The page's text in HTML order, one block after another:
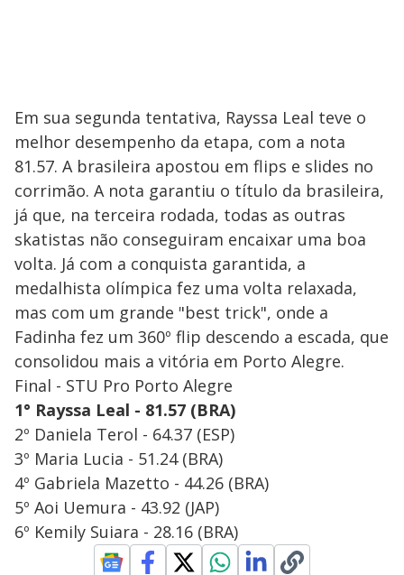
Em sua segunda tentativa, Rayssa Leal teve o
melhor desempenho da etapa, com a nota
81.57. A brasileira apostou em flips e slides no
corrimão. A nota garantiu o título da brasileira,
já que, na terceira rodada, todas as outras
skatistas não conseguiram encaixar uma boa
volta. Já com a conquista garantida, a
medalhista olímpica fez uma volta relaxada,
mas com um grande "best trick", onde a
Fadinha fez um 360º flip descendo a escada, que
consolidou mais a vitória em Porto Alegre.
Final - STU Pro Porto Alegre
1° Rayssa Leal - 81.57 (BRA)
2º Daniela Terol - 64.37 (ESP)
3º Maria Lucia - 51.24 (BRA)
4º Gabriela Mazetto - 44.26 (BRA)
5º Aoi Uemura - 43.92 (JAP)
6º Kemily Suiara - 28.16 (BRA)